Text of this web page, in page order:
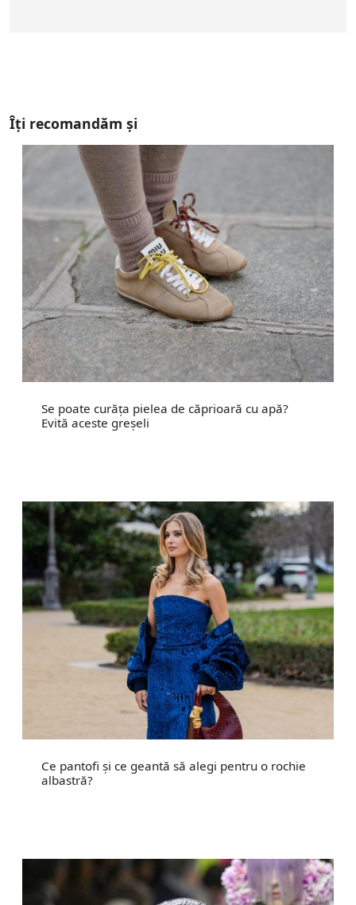
Îți recomandăm și
Se poate curăța pielea de căprioară cu apă?
Evită aceste greșeli
Ce pantofi și ce geantă să alegi pentru o rochie
albastră?